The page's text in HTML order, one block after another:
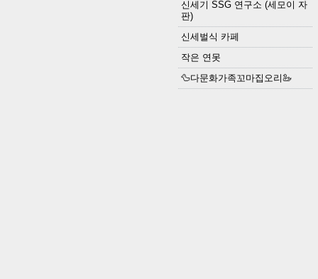
신세기 SSG 연구소 (세모이 자
판)
신세벌식 카페
작은 연못
🦆다문화가족꼬마집오리🦢